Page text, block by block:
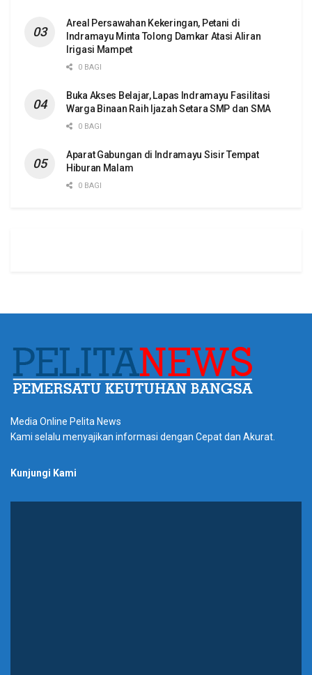
Areal Persawahan Kekeringan, Petani di
Indramayu Minta Tolong Damkar Atasi Aliran
Irigasi Mampet
0 BAGI
Buka Akses Belajar, Lapas Indramayu Fasilitasi
Warga Binaan Raih Ijazah Setara SMP dan SMA
0 BAGI
Aparat Gabungan di Indramayu Sisir Tempat
Hiburan Malam
0 BAGI
Media Online Pelita News
Kami selalu menyajikan informasi dengan Cepat dan Akurat.
Kunjungi Kami